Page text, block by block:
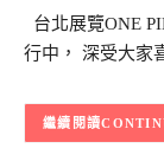
台北展覽ONE
行中， 深受大家